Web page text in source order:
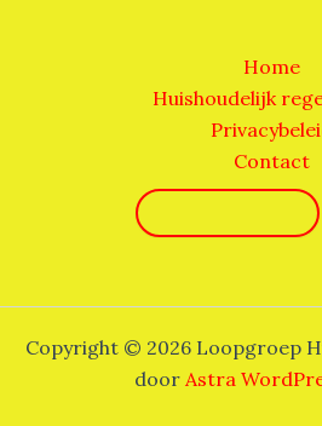
Home
Huishoudelijk
Contact
Zoeken
Copyright © 2026 Loopgroep
door Astra